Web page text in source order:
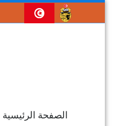
الصفحة الرئيسية